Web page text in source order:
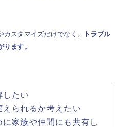
スタマイズだけでなく、
トラブル
ます。
したい
られるか考えたい
家族や仲間にも共有し